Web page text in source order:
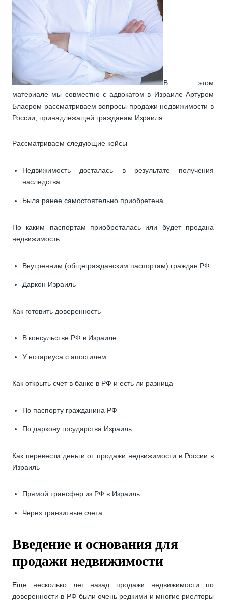
В этом
материале мы совместно с адвокатом в Израиле Артуром
Блаером рассматриваем вопросы продажи недвижимости в
России, принадлежащей гражданам Израиля.
Рассматриваем следующие кейсы
Недвижимость досталась в результате получения
наследства
Была ранее самостоятельно приобретена
По каким паспортам приобреталась или будет продана
недвижимость
Внутренним (общегражданским паспортам) граждан РФ
Даркон Израиль
Как готовить доверенность
В консульстве РФ в Израиле
У нотариуса с апостилем
Как открыть счет в банке в РФ и есть ли разница
По паспорту гражданина РФ
По даркону государства Израиль
Как перевести деньги от продажи недвижимости в России в
Израиль
Прямой трансфер из РФ в Израиль
Через транзитные счета
Введение и основания для
продажи недвижимости
Еще несколько лет назад продажи недвижимости по
доверенности в РФ были очень редкими и многие риелторы